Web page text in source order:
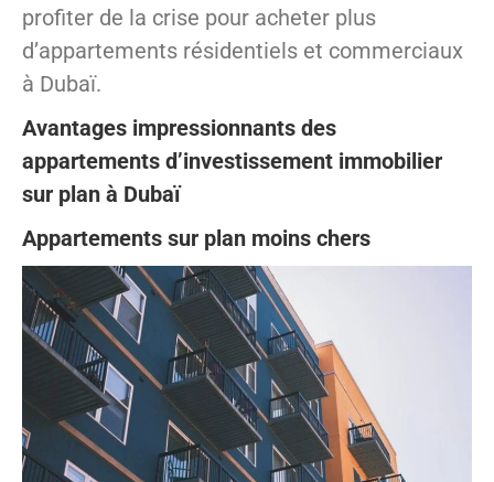
profiter de la crise pour acheter plus
d’appartements résidentiels et commerciaux
à Dubaï.
Avantages impressionnants des
appartements d’investissement immobilier
sur plan à Dubaï
Appartements sur plan moins chers